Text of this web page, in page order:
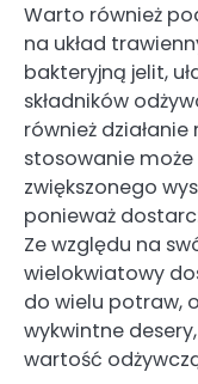
Warto również
na układ
bakteryjną jelit,
składników
również
stosowanie
zwiększonego
ponieważ
Ze względu na
wielokwiatowy
do wielu potraw,
wykwintne
wartość